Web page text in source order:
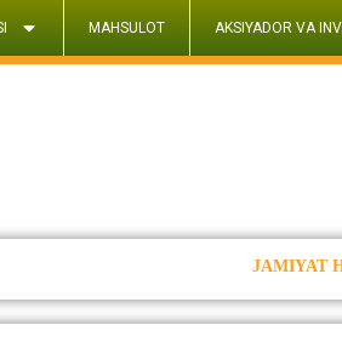
MAHSULOT AKSIYADOR VA
JAMIYAT